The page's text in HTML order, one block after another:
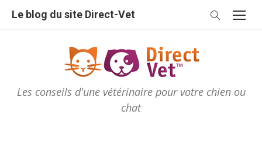
Les conseils d'une vétérinaire pour votre chien ou
chat
Le blog du site Direct-Vet